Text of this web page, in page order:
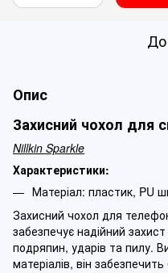
До
Опис
Захисний чохол для
Nillkin Sparkle
Характеристики:
Матеріал: пластик, PU
Захисний чохол для
забезпечує надійний
подряпин, ударів та пилу.
матеріалів, він